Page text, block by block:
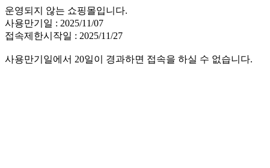
운영되지 않는 쇼핑몰입니다.
사용만기일 : 2025/11/07
접속제한시작일 : 2025/11/27
사용만기일에서 20일이 경과하면 접속을 하실 수 없습니다.